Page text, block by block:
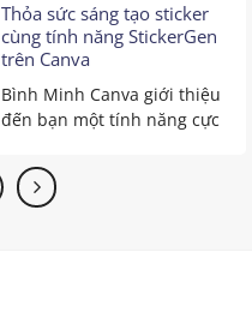
Thỏa sức sáng tạo sticker
cùng tính năng StickerGen
trên Canva
Bình Minh Canva giới thiệu
đến bạn một tính năng cực